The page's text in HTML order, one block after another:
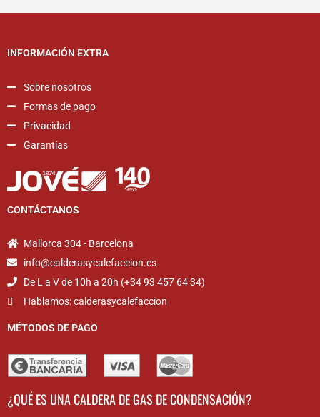
INFORMACIÓN EXTRA
Sobre nosotros
Formas de pago
Privacidad
Garantías
CONTÁCTANOS
Mallorca 304 - Barcelona
info@calderasycalefaccion.es
De L a V de 10h a 20h (+34 93 457 64 34)
Hablamos: calderasycalefaccion
MÉTODOS DE PAGO
¿QUÉ ES UNA CALDERA DE GAS DE CONDENSACIÓN?